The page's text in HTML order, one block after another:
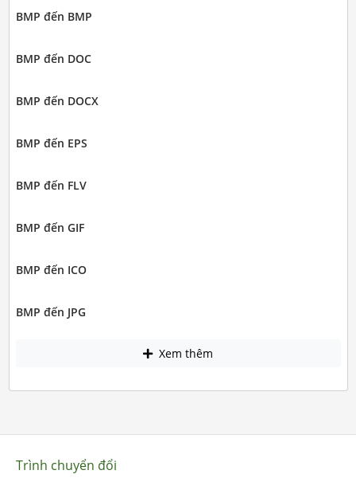
BMP đến BMP
BMP đến DOC
BMP đến DOCX
BMP đến EPS
BMP đến FLV
BMP đến GIF
BMP đến ICO
BMP đến JPG
Xem thêm
Trình chuyển đổi